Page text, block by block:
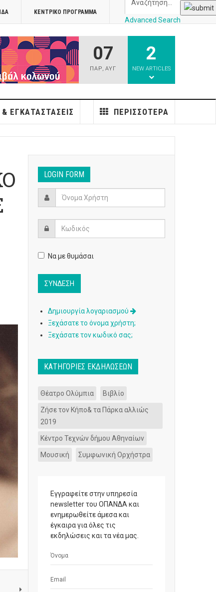
ΚΕΝΤΡΙΚΌ ΠΡΌΓΡΑΜΜΑ
Advanced Search
07
ΠΑΡ,ΑΥΓ
2
NEW ARTICLES
ΕΓΚΑΤΑΣΤΆΣΕΙΣ ΠΕΡΙΣΣΌΤΕΡΑ
LOGIN FORM
Να με θυμάσαι
Δημιουργία λογαριασμού
Ξεχάσατε το όνομα χρήστη;
Ξεχάσατε τον κωδικό σας;
ΚΑΤΗΓΟΡΊΕΣ ΕΚΔΗΛΏΣΕΩΝ
Θέατρο Ολύμπια Βιβλίο
Ζήσε τον Κήπο& τα Πάρκα αλλιώς
2019
Κέντρο Τεχνών δήμου Αθηναίων
Μουσική Συμφωνική Ορχήστρα
Εγγραφείτε στην υπηρεσία
newsletter του ΟΠΑΝΔΑ και
ενημερωθείτε άμεσα και
έγκαιρα για όλες τις
εκδηλώσεις και τα νέα μας.